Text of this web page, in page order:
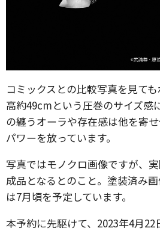
コミックスとの比較写真を見て
高約49cmという圧巻のサイズ感
の纏うオーラや存在感は他を寄
パワーを放っています。
写真ではモノクロ画像ですが、
成品となるとのこと。塗装済み
は7月頃を予定しています。
本予約に先駆けて、2023年4月